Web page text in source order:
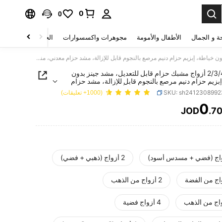
0
0
و الجمال الأطفال والأمومة مجوهرات واكسسوارات الحقائب والأمتعة
1 زوج/2/3/4 أزواج مشبك حزام قابل للتعديل، مشد جينز بدون خياطة، إبزيم حزام دنيم مرصع بالنجوم قابل للإزالة، مشد حزام معدني، مناسب للسراويل والتنانير - فضي/أسود
1 زوج/2/3/4 أزواج مشبك حزام قابل للتعديل، مشد جينز بدون
حزام دنيم مرصع بالنجوم قابل للإزالة، مشد حزام
للسراويل والتنانير - فضي/أسود
SKU: (1000+ تعليقات)
PRICE AND JOD0.70
2 أزواج (ذهبي + فضي)
2 أزواج من الذهب
4 أزواج فضية